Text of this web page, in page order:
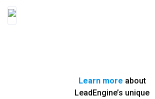
Learn more about
LeadEngine’s unique